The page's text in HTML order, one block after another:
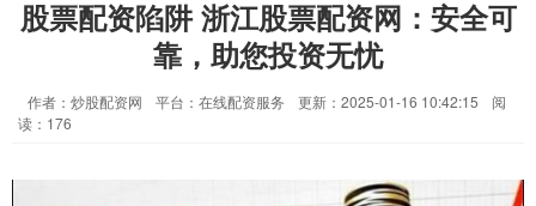
股票配资陷阱 浙江股票配资网：安全可
靠，助您投资无忧
作者：炒股配资网 平台：在线配资服务 更新：2025-01-16 10:42:15
阅
读：176